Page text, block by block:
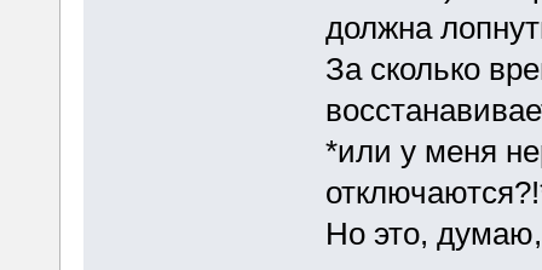
должна
За сколько
*или у меня
Но это,